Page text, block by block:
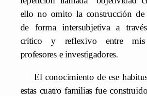
ello no omito la construcción de
de forma intersubjetiva a
crítico y reflexivo entre mis
profesores e investigadores.
El conocimiento de ese
estas cuatro familias fue